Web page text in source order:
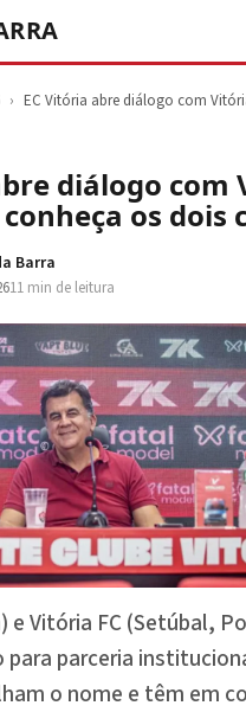
› EC Vitória abre diálogo com
diálogo com
os dois
Barra
11 min de leitura
e Vitória FC (Setúbal,
para parceria
o nome e têm em